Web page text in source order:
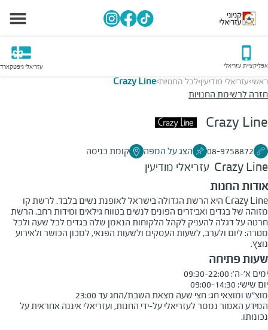
אפליקציית עזריאלי עזריאלי גיפטקארד
ראשי>עזריאלי מודיעין>לכל החנויות>
Crazy Line
חזרה לרשימת החנויות
Crazy Line
08-9758872 הצג על המפה קומת כניסה
Crazy Line עזריאלי מודיעין
אודות החנות
Crazy Line היא הרשת הגדולה בישראל לאופנת נשים בלבד. לרשת קו
מזוהה של בגדים ואביזרים הפונים לנשים בטווח גילאים ומידות רחב. הרשת
חרטה על דגלה להעניק לקהל הלקוחות הנאמן שלה בגדים לכל שעה ולכל
מטרה: ליום ולערב, לשעות העסקים ולשעות הפנאי, למכון הכושר ולאירוע
נוצץ.
שעות פתיחה
מוצ"ש ומוצאי חג: חצי שעה מצאת השבת/החג עד 23:00
המידע האמור נמסר לעזריאלי על-ידי החנות, ועזריאלי איננה אחראית על